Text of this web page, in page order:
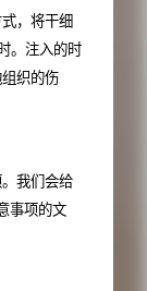
，将干细
。注入的时
织的伤
我们会给
事项的文